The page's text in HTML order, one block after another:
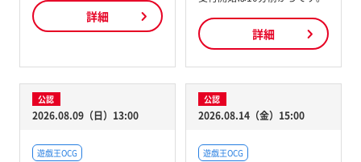
詳細
詳細
公認
2026.08.09（日）13:00
遊戯王OCG
公認
2026.08.14（金）15:00
遊戯王OCG